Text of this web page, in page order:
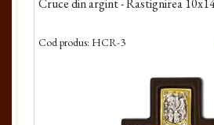
Cruce din argint - Rastignirea
Cod produs: HCR-3